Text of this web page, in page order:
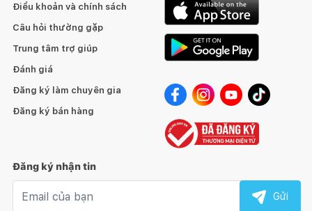
Điều khoản và chính sách
Câu hỏi thường gặp
Trung tâm trợ giúp
Đánh giá
Đăng ký làm chuyên gia
Đăng ký bán hàng
Đăng ký nhận tin
Gửi